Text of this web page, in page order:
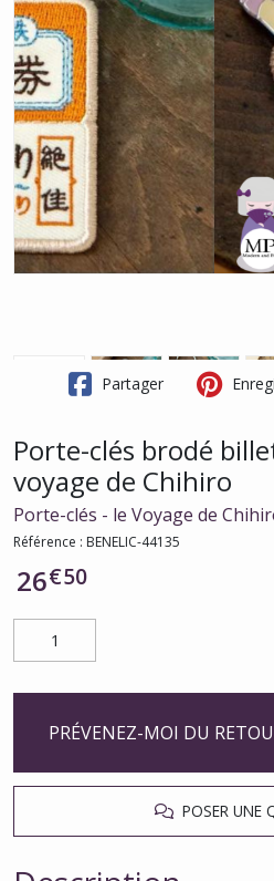
Partager
Porte-clés brodé
voyage de Chihiro
Porte-clés - le Voyage de
Référence : BENELIC-44135
26€50
PRÉVENEZ-MOI DU
POSER UNE